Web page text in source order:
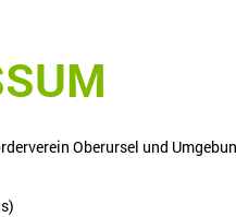
Oberursel und